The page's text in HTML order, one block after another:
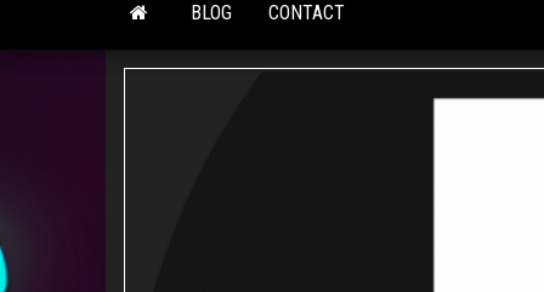
BLOG CONTACT